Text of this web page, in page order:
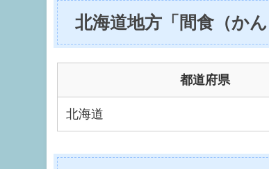
北海道地方「間食（か
都道府県
北海道